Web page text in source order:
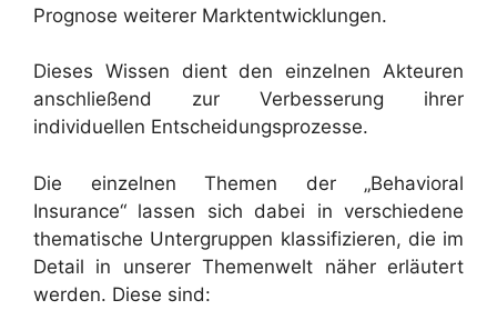
Prognose weiterer Marktentwicklungen.
Dieses Wissen dient den einzelnen Akteuren
anschließend zur Verbesserung ihrer
individuellen Entscheidungsprozesse.
Die einzelnen Themen der „Behavioral
Insurance“ lassen sich dabei in verschiedene
thematische Untergruppen klassifizieren, die im
Detail in unserer Themenwelt näher erläutert
werden. Diese sind: